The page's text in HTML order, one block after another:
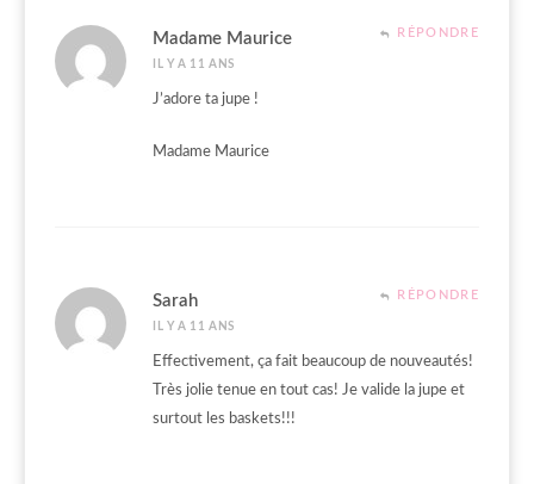
Madame Maurice
IL Y A 11 ANS
RÉPONDRE
J’adore ta jupe !
Madame Maurice
Sarah
IL Y A 11 ANS
RÉPONDRE
Effectivement, ça fait beaucoup de nouveautés!
Très jolie tenue en tout cas! Je valide la jupe et
surtout les baskets!!!